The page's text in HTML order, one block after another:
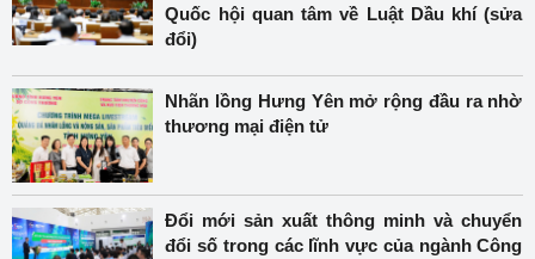
Quốc hội quan tâm về Luật Dầu khí (sửa
đổi)
Nhãn lồng Hưng Yên mở rộng đầu ra nhờ
thương mại điện tử
Đổi mới sản xuất thông minh và chuyển
đổi số trong các lĩnh vực của ngành Công